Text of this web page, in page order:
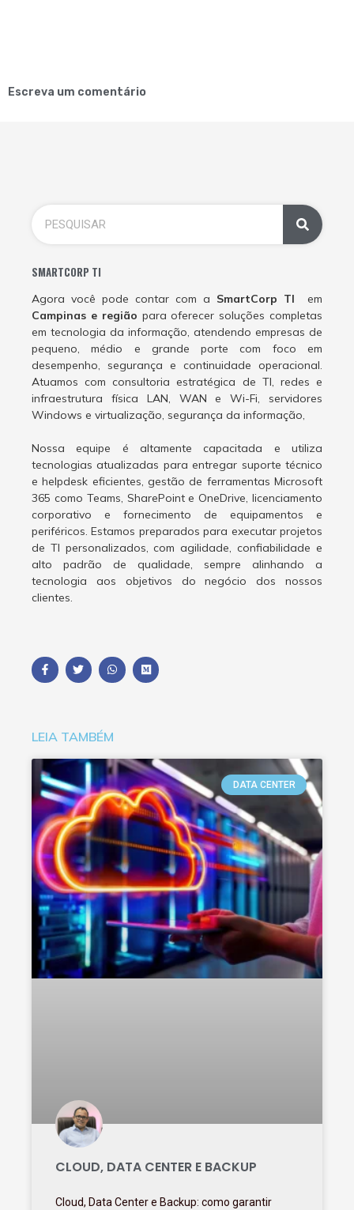
Escreva um comentário
SMARTCORP TI
Agora você pode contar com a SmartCorp TI em
Campinas e região para oferecer soluções completas
em tecnologia da informação, atendendo empresas de
pequeno, médio e grande porte com foco em
desempenho, segurança e continuidade operacional.
Atuamos com consultoria estratégica de TI, redes e
infraestrutura física LAN, WAN e Wi-Fi, servidores
Windows e virtualização, segurança da informação,
Nossa equipe é altamente capacitada e utiliza
tecnologias atualizadas para entregar suporte técnico
e helpdesk eficientes, gestão de ferramentas Microsoft
365 como Teams, SharePoint e OneDrive, licenciamento
corporativo e fornecimento de equipamentos e
periféricos. Estamos preparados para executar projetos
de TI personalizados, com agilidade, confiabilidade e
alto padrão de qualidade, sempre alinhando a
tecnologia aos objetivos do negócio dos nossos
clientes.
LEIA TAMBÉM
DATA CENTER
CLOUD, DATA CENTER E BACKUP
Cloud, Data Center e Backup: como garantir